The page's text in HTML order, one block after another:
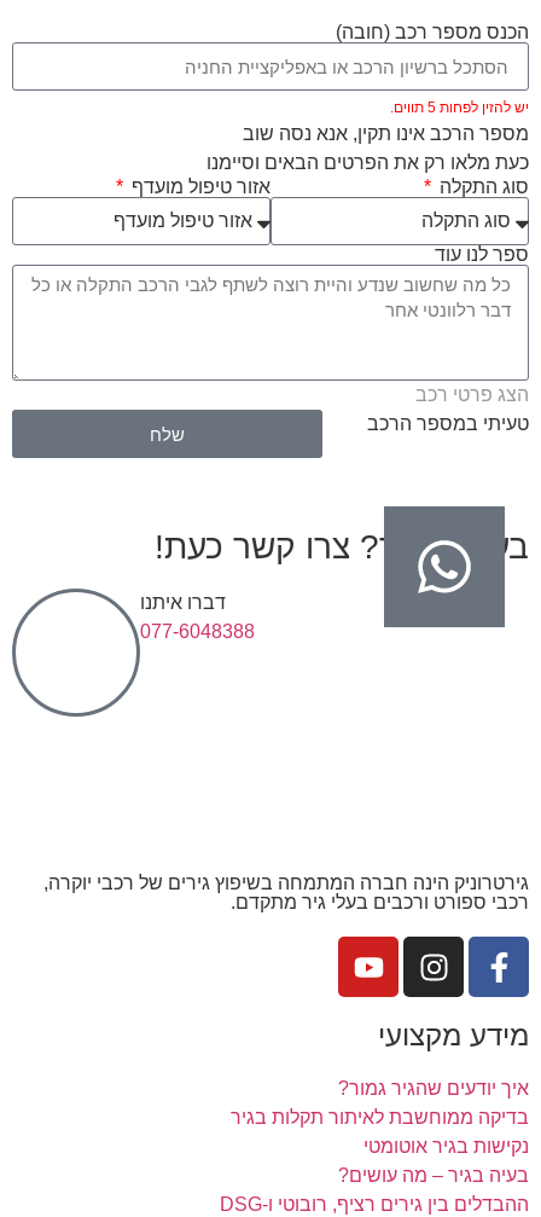
הכנס מספר רכב (חובה)
יש להזין לפחות 5 תווים.
מספר הרכב אינו תקין, אנא נסה שוב
כעת מלאו רק את הפרטים הבאים וסיימנו
סוג התקלה
אזור טיפול מועדף
ספר לנו עוד
הצג פרטי רכב
טעיתי במספר הרכב
שלח
בעיות בגיר? צרו קשר כעת!
דברו איתנו
077-6048388
גירטרוניק הינה חברה המתמחה בשיפוץ גירים של רכבי יוקרה,
רכבי ספורט ורכבים בעלי גיר מתקדם.
מידע מקצועי
איך יודעים שהגיר גמור?
בדיקה ממוחשבת לאיתור תקלות בגיר
נקישות בגיר אוטומטי
בעיה בגיר – מה עושים?
ההבדלים בין גירים רציף, רובוטי ו-DSG